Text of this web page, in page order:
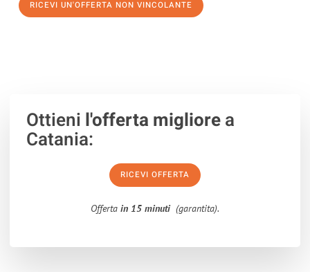
RICEVI UN'OFFERTA NON VINCOLANTE
Ottieni l'offerta migliorea
Catania:
RICEVI OFFERTA
Offerta in 15 minuti (garantita).